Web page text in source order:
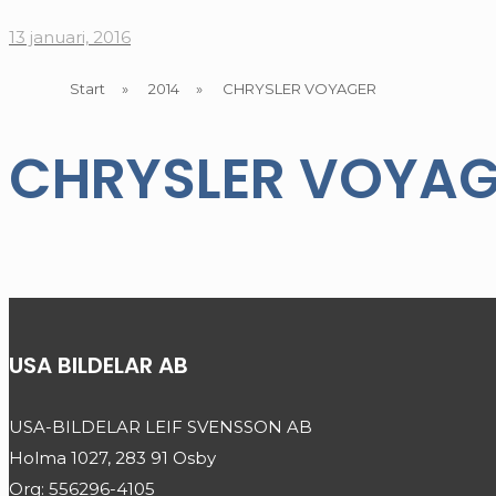
13 januari, 2016
Start » 2014 » CHRYSLER VOYAGER
CHRYSLER
USA BILDELAR AB
USA-BILDELAR LEIF SVENSSON AB
Holma 1027, 283 91 Osby
Org: 556296-4105